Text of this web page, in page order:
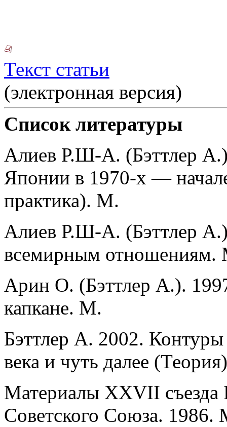
Текст статьи
(электронная версия)
Список литературы
Алиев Р.Ш-А. (Бэттлер
Японии в 1970-х —
практика). М.
Алиев Р.Ш-А. (Бэттлер
всемирным отношениям.
Арин О. (Бэттлер А.).
капкане. М.
Бэттлер А. 2002.
века и чуть далее
Материалы XXVII съезда
Советского Союза. 1986.